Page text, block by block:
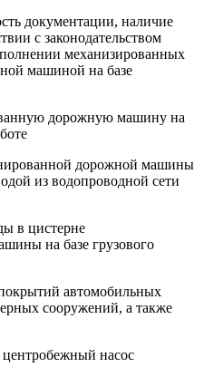
документации, наличие
с законодательством
механизированных
машиной на базе
дорожную машину на
дорожной машины
из водопроводной сети
в цистерне
на базе грузового
автомобильных
сооружений, а также
центробежный насос